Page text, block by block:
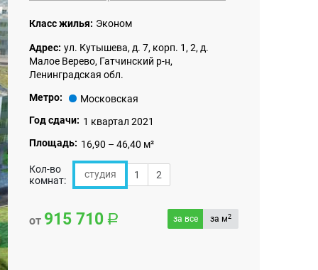
Класс жилья: Эконом
Адрес: ул. Кутышева, д. 7, корп. 1, 2, д.
Малое Верево, Гатчинский р-н,
Ленинградская обл.
Метро:
Московская
Год сдачи: 1 квартал 2021
Площадь: 16,90 – 46,40 м²
Кол-во
комнат:
студия 1 2
от 915 710 за все за м2